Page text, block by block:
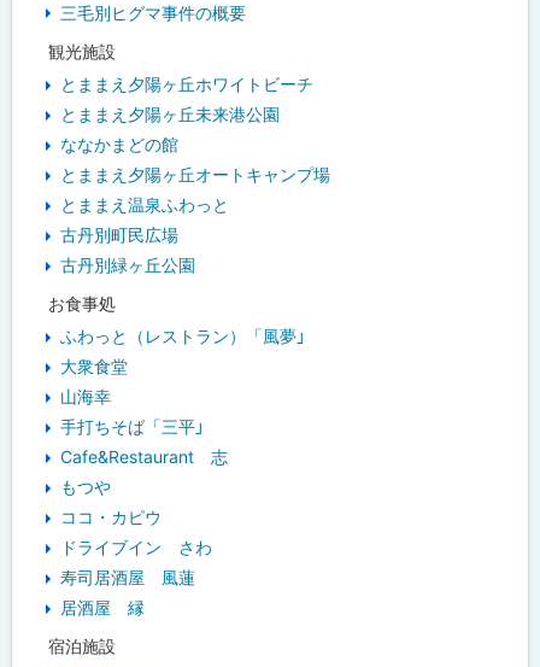
三毛別ヒグマ事件の概要
観光施設
とままえ夕陽ヶ丘ホワイトビーチ
とままえ夕陽ヶ丘未来港公園
ななかまどの館
とままえ夕陽ヶ丘オートキャンプ場
とままえ温泉ふわっと
古丹別町民広場
古丹別緑ヶ丘公園
お食事処
ふわっと（レストラン）「風夢」
大衆食堂
山海幸
手打ちそば「三平」
Cafe&Restaurant 志
もつや
ココ・カピウ
ドライブイン さわ
寿司居酒屋 風蓮
居酒屋 縁
宿泊施設